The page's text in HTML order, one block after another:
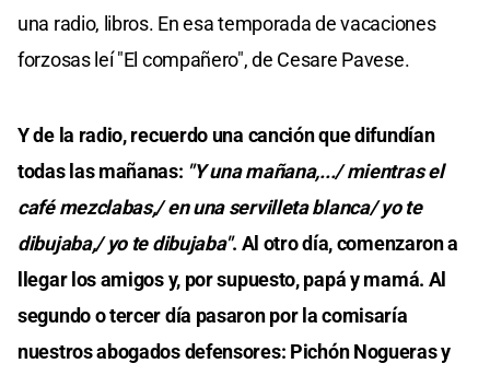
una radio, libros. En esa temporada de vacaciones
forzosas leí "El compañero", de Cesare Pavese.
Y de la radio, recuerdo una canción que difundían
todas las mañanas: "Y una mañana,.../ mientras el
café mezclabas,/ en una servilleta blanca/ yo te
dibujaba,/ yo te dibujaba". Al otro día, comenzaron a
llegar los amigos y, por supuesto, papá y mamá. Al
segundo o tercer día pasaron por la comisaría
nuestros abogados defensores: Pichón Nogueras y